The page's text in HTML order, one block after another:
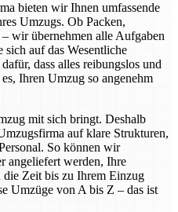
bieten wir Ihnen umfassende
Umzugs. Ob Packen,
wir übernehmen alle Aufgaben
sich auf das Wesentliche
dass alles reibungslos und
Ihren Umzug so angenehm
mit sich bringt. Deshalb
auf klare Strukturen,
So können wir
angeliefert werden, Ihre
die Zeit bis zu Ihrem Einzug
Umzüge von A bis Z – das ist